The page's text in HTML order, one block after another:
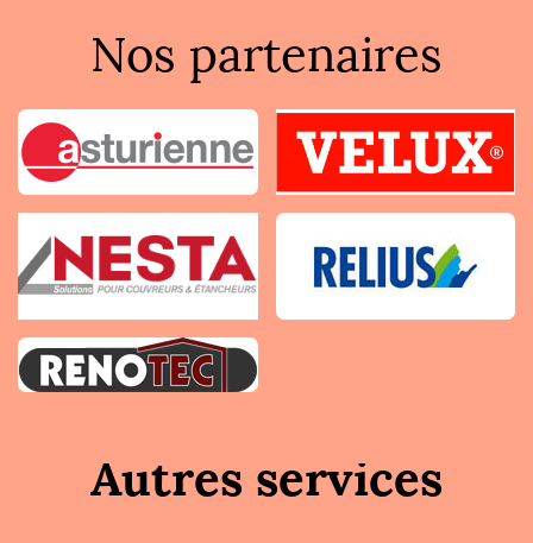
Nos partenaires
Autres services